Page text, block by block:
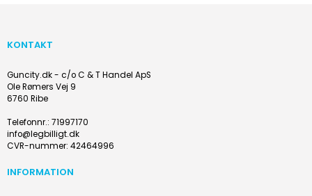
KONTAKT
Guncity.dk - c/o C & T Handel ApS
Ole Rømers Vej 9
6760 Ribe
Telefonnr.: 71997170
info@legbilligt.dk
CVR-nummer: 42464996
INFORMATION